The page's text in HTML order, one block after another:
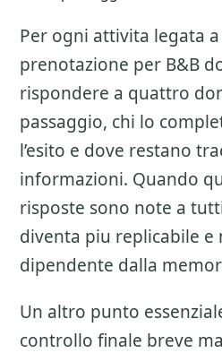
Per ogni attivita legata a
prenotazione per B&B
rispondere a quattro
passaggio, chi lo
l’esito e dove restano
informazioni. Quando
risposte sono note a
diventa piu replicabile e
dipendente dalla
Un altro punto
controllo finale breve